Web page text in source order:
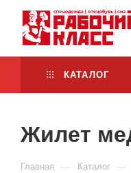
КАТАЛОГ
Жилет
Главная — Каталог —